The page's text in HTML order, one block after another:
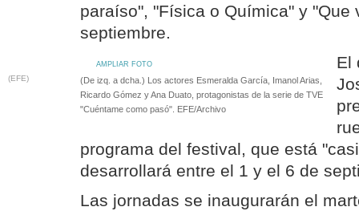
paraíso", "Física o Química" y "Que
septiembre.
AMPLIAR FOTO
(EFE)
(De izq. a dcha.) Los actores Esmeralda García, Imanol Arias,
Ricardo Gómez y Ana Duato, protagonistas de la serie de TVE
"Cuéntame como pasó". EFE/Archivo
El
programa del festival, que está
desarrollará entre el 1 y el 6 de
Las jornadas se inaugurarán el